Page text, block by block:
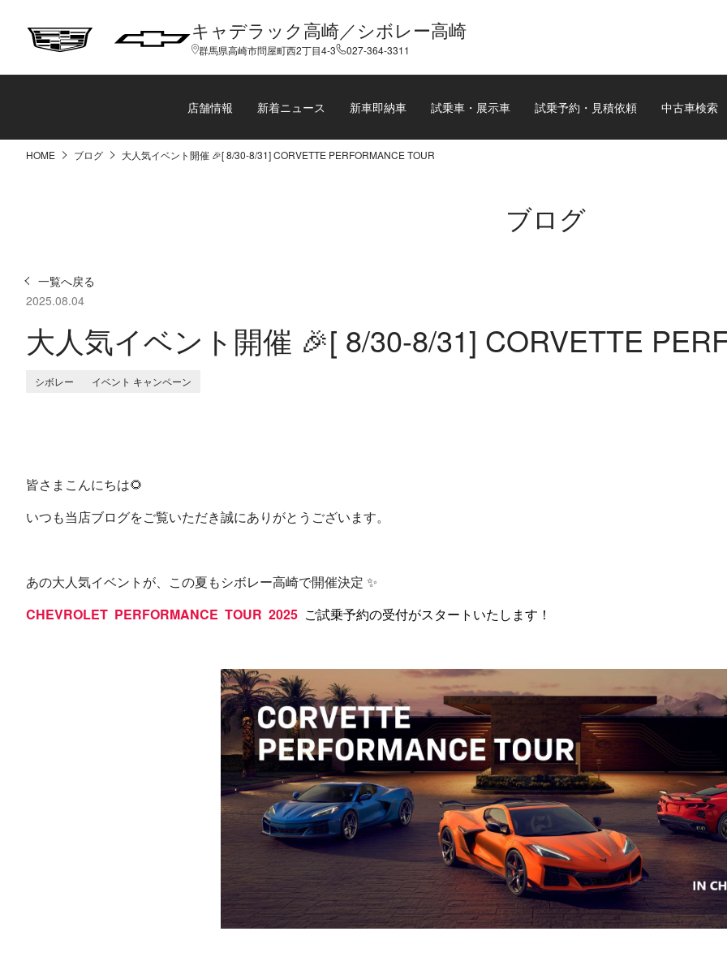
キャデラック高崎／シボレー高崎
群馬県高崎市問屋町西2丁目4-3 027-364-3311
店舗情報 新着ニュース 新車即納車 試乗車・展示車 試乗予約・見積依頼 中古車検索
HOME ブログ 大人気イベント開催 🎉[ 8/30-8/31] CORVETTE PERFORMANCE TOUR
ブログ
一覧へ戻る
2025.08.04
大人気イベント開催 🎉[ 8/30-8/31] CORVETTE
シボレー イベント キャンペーン
皆さまこんにちは🌻
いつも当店ブログをご覧いただき誠にありがとうございます。
あの大人気イベントが、この夏もシボレー高崎で開催決定 ✨
CHEVROLET PERFORMANCE TOUR 2025 ご試乗予約の受付がスタートいたします！